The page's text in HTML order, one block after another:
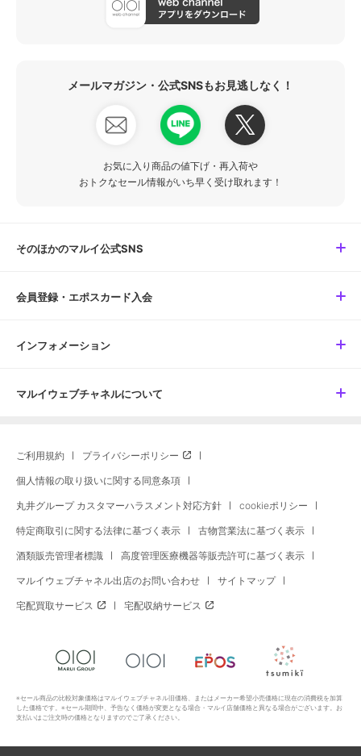
メールマガジン・公式SNSもお見逃しなく！
お気に入り商品の値下げ・再入荷や
おトクなセール情報がいち早く受け取れます！
そのほかのマルイ公式SNS
会員登録・エポスカード入会
インフォメーション
マルイウェブチャネルについて
ご利用規約 プライバシーポリシー
個人情報の取り扱いに関する同意条項
丸井グループ カスタマーハラスメント対応方針 cookieポリシー
特定商取引に関する法律に基づく表示 古物営業法に基づく表示
酒類販売管理者標識 高度管理医療機器等販売許可に基づく表示
マルイウェブチャネル出店のお問い合わせ サイトマップ
宅配買取サービス 宅配収納サービス
※セール商品の比較対象価格はマルイウェブチャネル旧価格、またはメーカー希望小売価格に現在の消費税を加算
した価格です。※セール期間中、予告なく価格が変更となる場合・マルイ店舗価格と異なる場合がございます。お
支払いはご注文時の価格となりますのでご了承ください。